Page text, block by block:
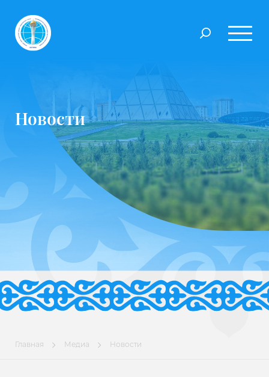
Новости
Главная Медиа Новости